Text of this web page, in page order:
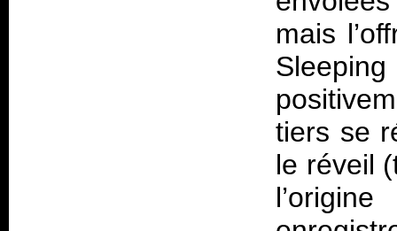
mais
tiers se
le réveil